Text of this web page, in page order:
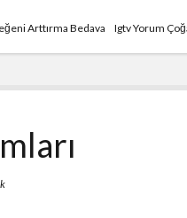
Arttırma Bedava Igtv Yorum